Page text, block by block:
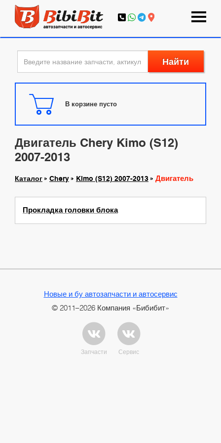
Найти
В корзине пусто
Двигатель Chery Kimo (S12)
2007-2013
Каталог Chery Kimo (S12) 2007-2013 Двигатель
Прокладка головки блока
Новые и бу автозапчасти и автосервис
© 2011–2026 Компания «Бибибит»
Запчасти Сервис